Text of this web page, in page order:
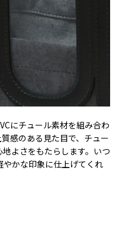
にチュール素材を組み合わ
感のある見た目で、チュー
よさをもたらします。いつ
かな印象に仕上げてくれ